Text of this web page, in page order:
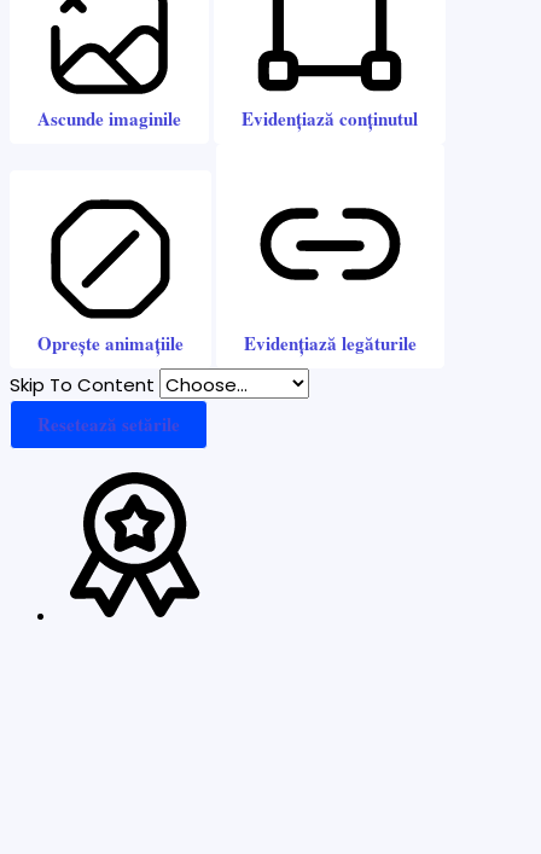
Ascunde imaginile Evidențiază conținutul
Oprește animațiile Evidențiază legăturile
Skip To Content
Resetează setările